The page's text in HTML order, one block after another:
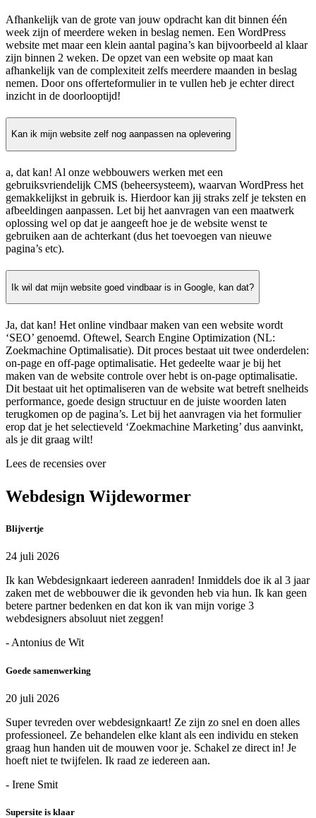
Afhankelijk van de grote van jouw opdracht kan dit binnen één
week zijn of meerdere weken in beslag nemen. Een WordPress
website met maar een klein aantal pagina’s kan bijvoorbeeld al klaar
zijn binnen 2 weken. De opzet van een website op maat kan
afhankelijk van de complexiteit zelfs meerdere maanden in beslag
nemen. Door ons offerteformulier in te vullen heb je echter direct
inzicht in de doorlooptijd!
Kan ik mijn website zelf nog aanpassen na oplevering
a, dat kan! Al onze webbouwers werken met een
gebruiksvriendelijk CMS (beheersysteem), waarvan WordPress het
gemakkelijkst in gebruik is. Hierdoor kan jij straks zelf je teksten en
afbeeldingen aanpassen. Let bij het aanvragen van een maatwerk
oplossing wel op dat je aangeeft hoe je de website wenst te
gebruiken aan de achterkant (dus het toevoegen van nieuwe
pagina’s etc).
Ik wil dat mijn website goed vindbaar is in Google, kan dat?
Ja, dat kan! Het online vindbaar maken van een website wordt
‘SEO’ genoemd. Oftewel, Search Engine Optimization (NL:
Zoekmachine Optimalisatie). Dit proces bestaat uit twee onderdelen:
on-page en off-page optimalisatie. Het gedeelte waar je bij het
maken van de website controle over hebt is on-page optimalisatie.
Dit bestaat uit het optimaliseren van de website wat betreft snelheids
performance, goede design structuur en de juiste woorden laten
terugkomen op de pagina’s. Let bij het aanvragen via het formulier
erop dat je het selectieveld ‘Zoekmachine Marketing’ dus aanvinkt,
als je dit graag wilt!
Lees de recensies over
Webdesign Wijdewormer
Blijvertje
24 juli 2026
Ik kan Webdesignkaart iedereen aanraden! Inmiddels doe ik al 3 jaar
zaken met de webbouwer die ik gevonden heb via hun. Ik kan geen
betere partner bedenken en dat kon ik van mijn vorige 3
webdesigners absoluut niet zeggen!
- Antonius de Wit
Goede samenwerking
20 juli 2026
Super tevreden over webdesignkaart! Ze zijn zo snel en doen alles
professioneel. Ze behandelen elke klant als een individu en steken
graag hun handen uit de mouwen voor je. Schakel ze direct in! Je
hoeft niet te twijfelen. Ik raad ze iedereen aan.
- Irene Smit
Supersite is klaar